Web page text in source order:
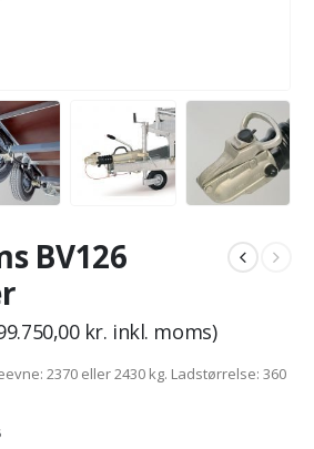
BV126
kr. inkl. moms)
2370 eller 2430 kg. Ladstørrelse: 360